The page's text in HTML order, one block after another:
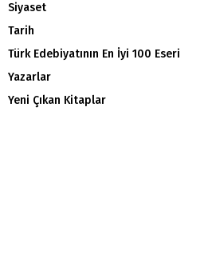
Siyaset
Tarih
Türk Edebiyatının En İyi 100 Eseri
Yazarlar
Yeni Çıkan Kitaplar